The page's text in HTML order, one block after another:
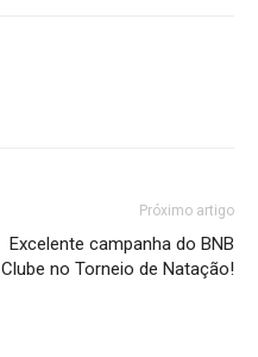
Próximo artigo
Excelente campanha do BNB
Clube no Torneio de Natação!